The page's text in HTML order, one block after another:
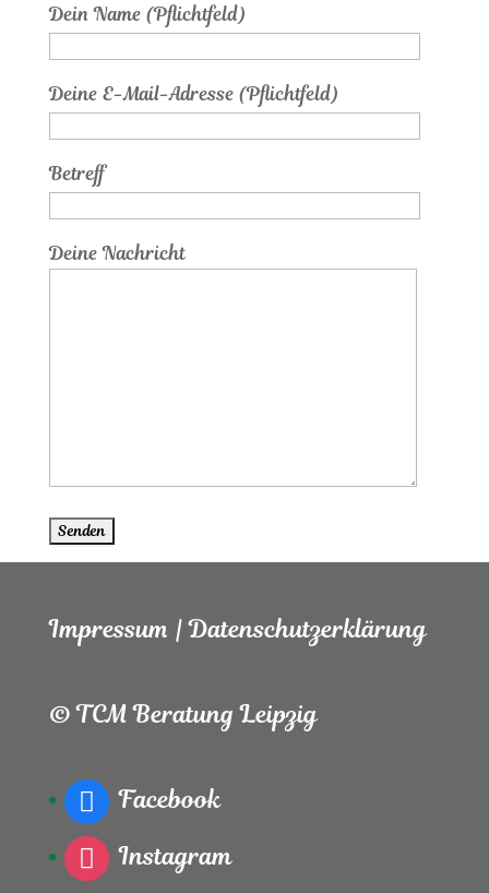
Dein Name (Pflichtfeld)
Deine E-Mail-Adresse (Pflichtfeld)
Betreff
Deine Nachricht
Impressum |Datenschutzerklärung
© TCM Beratung Leipzig
Facebook
Instagram